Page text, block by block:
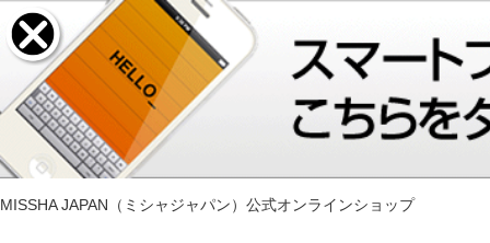
MISSHA JAPAN（ミシャジャパン）公式オンラインショップ